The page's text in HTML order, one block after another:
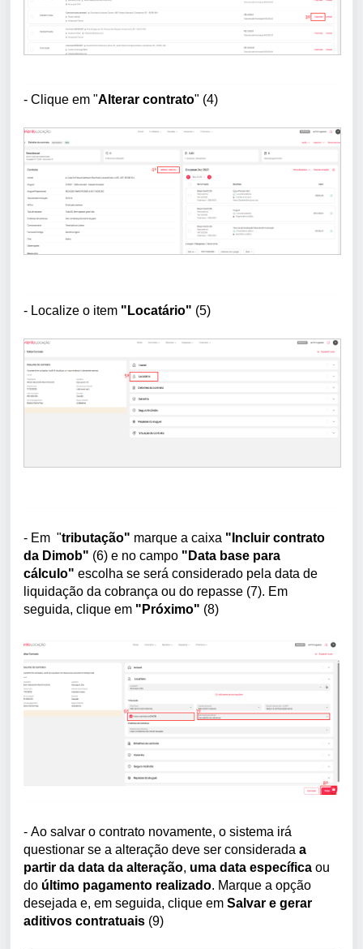
- Clique em "Alterar contrato" (4)
- Localize o item "Locatário" (5)
- Em "tributação" marque a caixa "Incluir contrato
da Dimob" (6) e no campo "Data base para
cálculo" escolha se será considerado pela data de
liquidação da cobrança ou do repasse (7). Em
seguida, clique em "Próximo" (8)
- Ao salvar o contrato novamente, o sistema irá
questionar se a alteração deve ser considerada a
partir da data da alteração, uma data específica ou
do último pagamento realizado. Marque a opção
desejada e, em seguida, clique em Salvar e gerar
aditivos contratuais (9)